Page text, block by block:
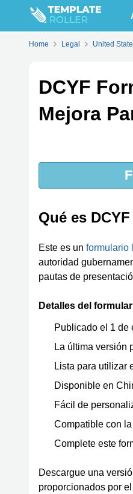
Home Legal United
DCYF
Mejora
Qué es
Este es un formulario
autoridad
pautas de
Detalles del
Publicado el 1 de
La última versión
Lista para utilizar
Disponible en
Fácil de
Compatible con
Complete este
Descargue una
proporcionados por